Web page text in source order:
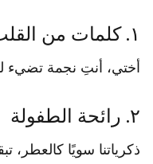
١. كلمات من القلب
أختي، أنتِ نجمة تضيء
٢. رائحة الطفولة
ذكرياتنا سويًا